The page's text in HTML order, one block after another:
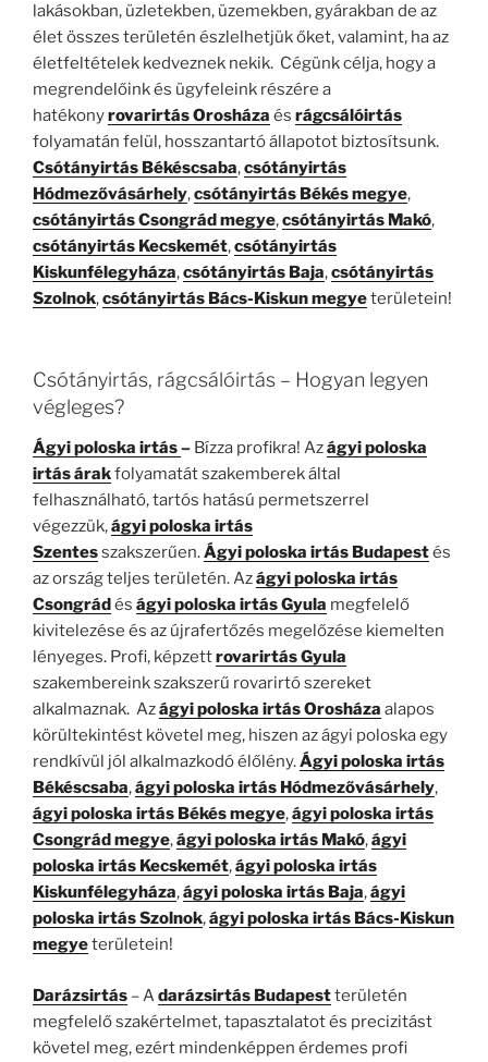
lakásokban, üzletekben, üzemekben, gyárakban de az
élet összes területén észlelhetjük őket, valamint, ha az
életfeltételek kedveznek nekik. Cégünk célja, hogy a
megrendelőink és ügyfeleink részére a
hatékonyrovarirtás Orosháza és rágcsálóirtás
folyamatán felül, hosszantartó állapotot biztosítsunk.
Csótányirtás Békéscsaba,csótányirtás
Hódmezővásárhely,csótányirtás Békés megye,
csótányirtás Csongrád megye,csótányirtás Makó,
csótányirtás Kecskemét,csótányirtás
Kiskunfélegyháza,csótányirtás Baja,csótányirtás
Szolnok,csótányirtás Bács-Kiskun megyeterületein!
Csótányirtás, rágcsálóirtás – Hogyan legyen
végleges?
Ágyi poloska irtás– Bízza profikra! Azágyi poloska
irtás árakfolyamatát szakemberek által
felhasználható, tartós hatású permetszerrel
végezzük,ágyi poloska irtás
Szentesszakszerűen.Ágyi poloska irtás Budapestés
az ország teljes területén. Azágyi poloska irtás
Csongrád és ágyi poloska irtás Gyula megfelelő
kivitelezése és az újrafertőzés megelőzése kiemelten
lényeges. Profi, képzettrovarirtás Gyula
szakembereink szakszerű rovarirtó szereket
alkalmaznak. Azágyi poloska irtás Orosháza alapos
körültekintést követel meg, hiszen az ágyi poloska egy
rendkívül jól alkalmazkodó élőlény.Ágyi poloska irtás
Békéscsaba,ágyi poloska irtás Hódmezővásárhely,
ágyi poloska irtás Békés megye,ágyi poloska irtás
Csongrád megye,ágyi poloska irtás Makó,ágyi
poloska irtás Kecskemét,ágyi poloska irtás
Kiskunfélegyháza,ágyi poloska irtás Baja,ágyi
poloska irtás Szolnok,ágyi poloska irtás Bács-Kiskun
megyeterületein!
Darázsirtás – Adarázsirtás Budapestterületén
megfelelő szakértelmet, tapasztalatot és precizitást
követel meg, ezért mindenképpen érdemes profi